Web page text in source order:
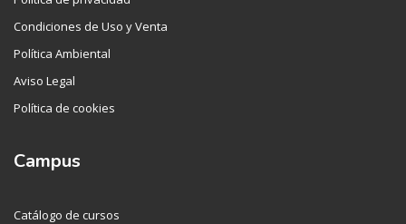
Condiciones de Uso y Venta
Política Ambiental
Aviso Legal
Política de cookies
Campus
Catálogo de cursos